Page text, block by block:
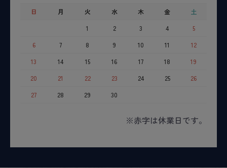
日 月 火 水 木 金
土
1
2 3 4
5
6
7 8 9 10 11
12
13
14 15 16 17 18
19
20
21 22 23 24 25
26
27
28 29 30
※赤字は休業日です。